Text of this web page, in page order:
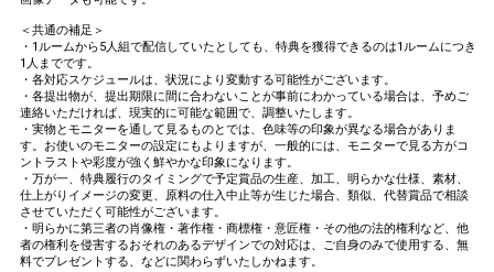
＜共通の補足＞
・1ルームから5人組で配信していたとしても、特典を獲得できるのは1ルームにつき
1人までです。
・各対応スケジュールは、状況により変動する可能性がございます。
・各提出物が、提出期限に間に合わないことが事前にわかっている場合は、予めご
連絡いただければ、現実的に可能な範囲で、調整いたします。
・実物とモニターを通して見るものとでは、色味等の印象が異なる場合がありま
す。お使いのモニターの設定にもよりますが、一般的には、モニターで見る方がコ
ントラストや彩度が強く鮮やかな印象になります。
・万が一、特典履行のタイミングで予定賞品の生産、加工、明らかな仕様、素材、
仕上がりイメージの変更、原料の仕入中止等が生じた場合、類似、代替賞品で相談
させていただく可能性がございます。
・明らかに第三者の肖像権・著作権・商標権・意匠権・その他の法的権利など、他
者の権利を侵害するおそれのあるデザインでの対応は、ご自身のみで使用する、無
料でプレゼントする、などに関わらずいたしかねます。